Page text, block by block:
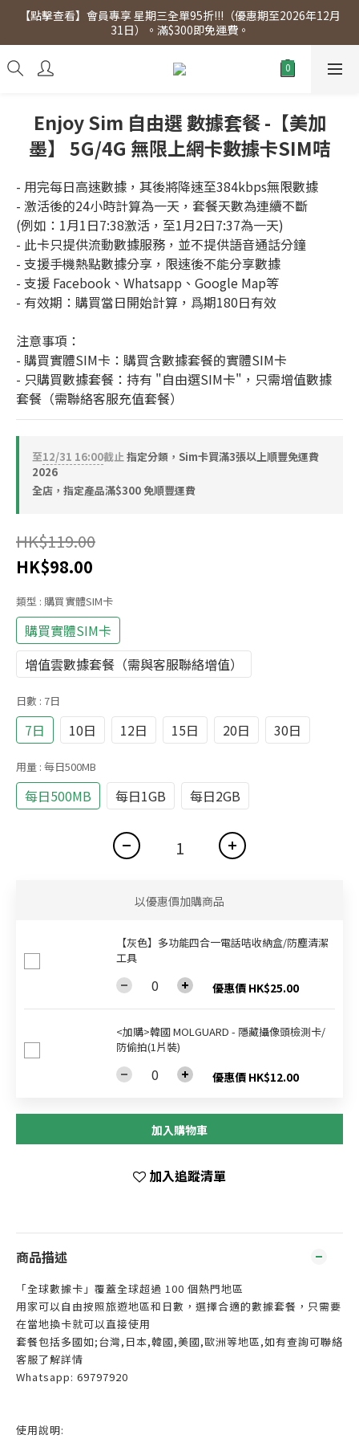
【點擊查看】會員專享 星期三全單95折!!!（優惠期至2026年12月
31日）。滿$300即免運費。
【點擊查看】會員專享 星期三全單95折!!!（優惠期至2026年12月
31日）。滿$300即免運費。
【點擊查看】本店將於2025年7月28日，進行網店支付系統更新，
網店所有產品將陸續停止接受信用卡(eSim除外)
31日）。滿$300即免運費。
Enjoy Sim 自由選 數據套餐 -【美加
墨】 5G/4G 無限上網卡數據卡SIM咭
- 用完每日高速數據，其後將降速至384kbps無限數據
- 激活後的24小時計算為一天，套餐天數為連續不斷
(例如：1月1日7:38激活，至1月2日7:37為一天)
- 此卡只提供流動數據服務，並不提供語音通話分鐘
- 支援手機熱點數據分享，限速後不能分享數據
- 支援 Facebook、Whatsapp、Google Map等
- 有效期：購買當日開始計算，爲期180日有效
注意事項：
- 購買實體SIM卡：購買含數據套餐的實體SIM卡
- 只購買數據套餐：持有 "自由選SIM卡"，只需增值數據
套餐（需聯絡客服充值套餐）
至12/31 16:00截止指定分類，Sim卡買滿3張以上順豐免運費
2026
全店，指定產品滿$300 免順豐運費
HK$119.00
HK$98.00
類型 : 購買實體SIM卡
購買實體SIM卡
增值雲數據套餐（需與客服聯絡增值）
日數 : 7日
7日 10日 12日 15日 20日 30日
用量 : 每日500MB
每日500MB 每日1GB 每日2GB
以優惠價加購商品
【灰色】多功能四合一電話咭收納盒/防塵清潔
工具
優惠價 HK$25.00
<加購>韓國 MOLGUARD - 隱藏攝像頭檢測卡/
防偷拍(1片裝)
優惠價 HK$12.00
加入購物車
加入追蹤清單
商品描述
「全球數據卡」覆蓋全球超過 100 個熱門地區
用家可以自由按照旅遊地區和日數，選擇合適的數據套餐，只需要
在當地換卡就可以直接使用
套餐包括多國如;台灣,日本,韓國,美國,歐洲等地區,如有查詢可聯絡
客服了解詳情
Whatsapp: 69797920
使用說明: